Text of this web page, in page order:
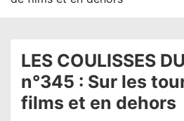
LES COULISSES
n°345 : Sur les
films et en dehors